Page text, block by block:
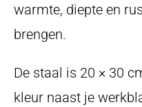
warmte, diepte en
brengen.
De staal is 20 × 30
kleur naast je